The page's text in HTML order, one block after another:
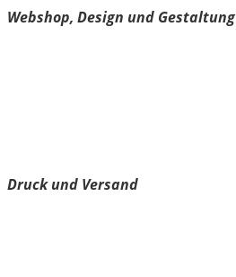
Webshop, Design und Gestaltung
Druck und Versand